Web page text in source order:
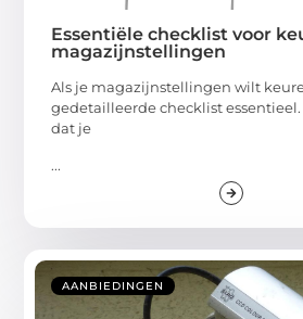
Essentiële checklist voor
magazijnstellingen
Als je magazijnstellingen wilt
gedetailleerde checklist
dat je
...
AANBIEDINGEN